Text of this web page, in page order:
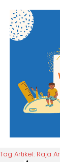
Artikel: Raja